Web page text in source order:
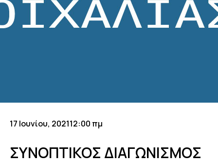
17 Ιουνίου, 202112:00 πμ
ΣΥΝΟΠΤΙΚΟΣ ΔΙΑΓΩΝΙΣΜΟΣ